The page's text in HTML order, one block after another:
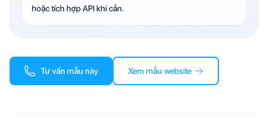
hoặc tích hợp API khi cần.
Tư vấn mẫu này Xem mẫu website